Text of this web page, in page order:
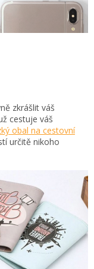
zkrášlit váš
cestuje váš
obal na cestovní
určitě nikoho